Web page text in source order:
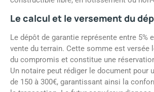
Le calcul et le versement du
Le dépôt de garantie représente entre 5%
vente du terrain. Cette somme est versée
du compromis et constitue une
Un notaire peut rédiger le document pour
de 150 à 300€, garantissant ainsi la